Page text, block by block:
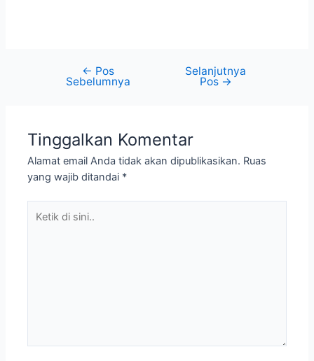
← Pos
Sebelumnya
Selanjutnya
Pos →
Tinggalkan Komentar
Alamat email Anda tidak akan dipublikasikan. Ruas
yang wajib ditandai *